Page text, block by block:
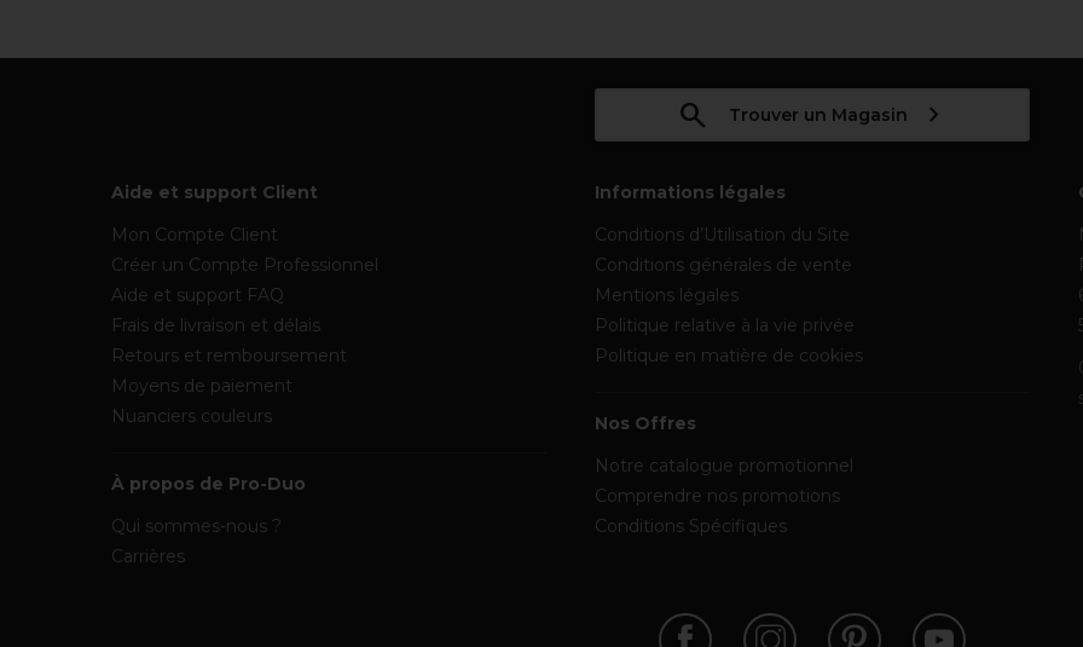
Trouver un Magasin
Aide et support Client
Mon Compte Client
Créer un Compte Professionnel
Aide et support FAQ
Frais de livraison et délais
Retours et remboursement
Moyens de paiement
Nuanciers couleurs
À propos de Pro-Duo
Qui sommes-nous ?
Carrières
Informations légales
Conditions d’Utilisation du Site
Conditions générales de vente
Mentions légales
Politique relative à la vie privée
Politique en matière de cookies
Nos Offres
Notre catalogue promotionnel
Comprendre nos promotions
Conditions Spécifiques